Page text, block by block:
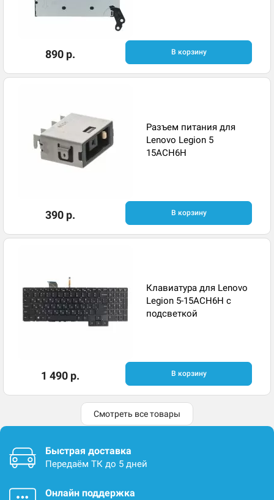
890 р. В корзину
Разъем питания для
Lenovo Legion 5
15ACH6H
390 р. В корзину
Клавиатура для Lenovo
Legion 5-15ACH6H с
подсветкой
1 490 р. В корзину
Смотреть все товары
Быстрая доставка
Передаём ТК до 5 дней
Онлайн поддержка